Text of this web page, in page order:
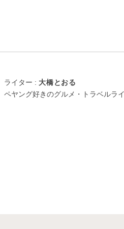
ライター : 大橋とおる
ペヤング好きのグルメ・トラベルラ